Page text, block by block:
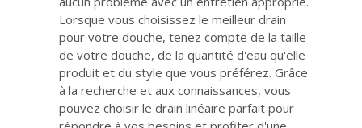
Lorsque vous choisissez le meilleur drain
pour votre douche, tenez compte de la taille
de votre douche, de la quantité d'eau qu'elle
produit et du style que vous préférez. Grâce
à la recherche et aux connaissances, vous
pouvez choisir le drain linéaire parfait pour